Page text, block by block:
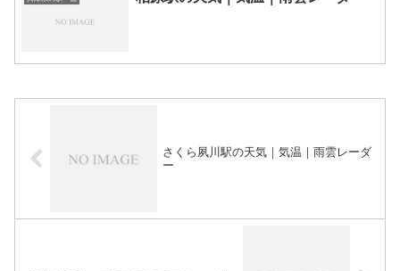
さくら夙川駅の天気｜気温｜雨雲レーダ
ー